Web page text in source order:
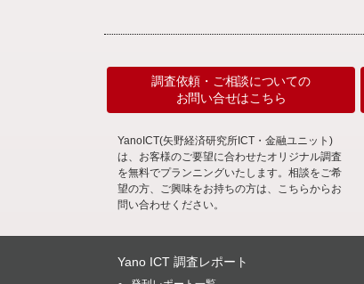
調査依頼・ご相談についての
お問い合せはこちら
YanoICT(矢野経済研究所ICT・金融ユニット)
は、お客様のご要望に合わせたオリジナル調査
を無料でプランニングいたします。相談をご希
望の方、ご興味をお持ちの方は、こちらからお
問い合わせください。
Yano ICT 調査レポート